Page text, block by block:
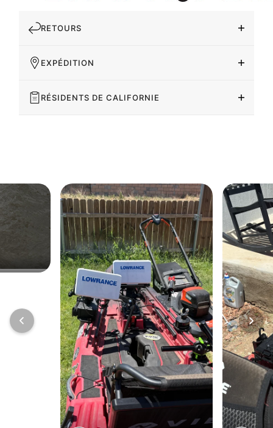
RETOURS
EXPÉDITION
RÉSIDENTS DE CALIFORNIE